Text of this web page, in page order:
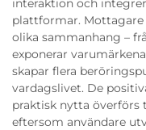
interaktion och
plattformar. Mottagare
olika sammanhang –
exponerar
skapar flera
vardagslivet. De
praktisk nytta överförs
eftersom användare